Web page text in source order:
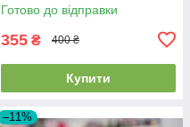
Готово до відправки
355 ₴ 400 ₴
Купити
–11%